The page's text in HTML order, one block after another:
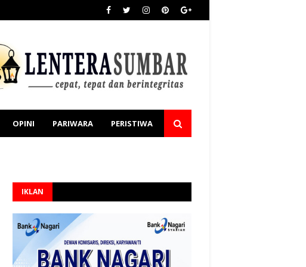
OPINI PARIWARA PERISTIWA
IKLAN